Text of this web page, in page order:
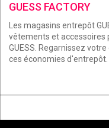
GUESS FACTORY
Les magasins entrepôt
vêtements et
GUESS. Regarnissez
ces économies d'entrepôt.